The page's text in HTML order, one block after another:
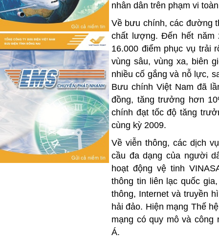
nhân dân trên phạm vi
Về bưu chính, các đường
chất lượng. Đến hết năm
16.000 điểm phục vụ trải
vùng sâu, vùng xa, biên
nhiều cố gắng và nỗ lực,
Bưu chính Việt Nam đã
đồng, tăng trưởng hơn
chính đạt tốc độ tăng
cùng kỳ 2009.
Về viễn thông, các dịch
cầu đa dạng của người
hoạt động vệ tinh
thông tin liên lạc quốc
thông, Internet và truyền
hải đảo. Hiện mạng Thế
mạng có quy mô và
Á.